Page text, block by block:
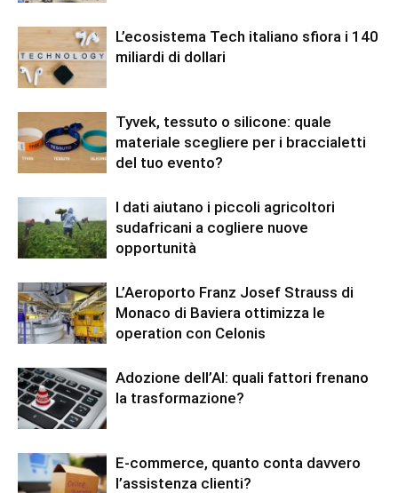
L’ecosistema Tech italiano sfiora i 140
miliardi di dollari
Tyvek, tessuto o silicone: quale
materiale scegliere per i braccialetti
del tuo evento?
I dati aiutano i piccoli agricoltori
sudafricani a cogliere nuove
opportunità
L’Aeroporto Franz Josef Strauss di
Monaco di Baviera ottimizza le
operation con Celonis
Adozione dell’AI: quali fattori frenano
la trasformazione?
E-commerce, quanto conta davvero
l’assistenza clienti?